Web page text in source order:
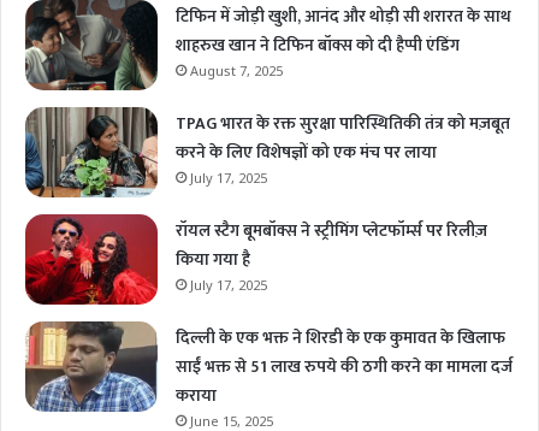
टिफिन में जोड़ी खुशी, आनंद और थोड़ी सी शरारत के साथ
शाहरुख खान ने टिफिन बॉक्स को दी हैप्पी एंडिंग
August 7, 2025
TPAG भारत के रक्त सुरक्षा पारिस्थितिकी तंत्र को मज़बूत
करने के लिए विशेषज्ञों को एक मंच पर लाया
July 17, 2025
रॉयल स्टैग बूमबॉक्स ने स्ट्रीमिंग प्लेटफॉर्म्स पर रिलीज़
किया गया है
July 17, 2025
दिल्ली के एक भक्त ने शिरडी के एक कुमावत के खिलाफ
साईं भक्त से 51 लाख रुपये की ठगी करने का मामला दर्ज
कराया
June 15, 2025